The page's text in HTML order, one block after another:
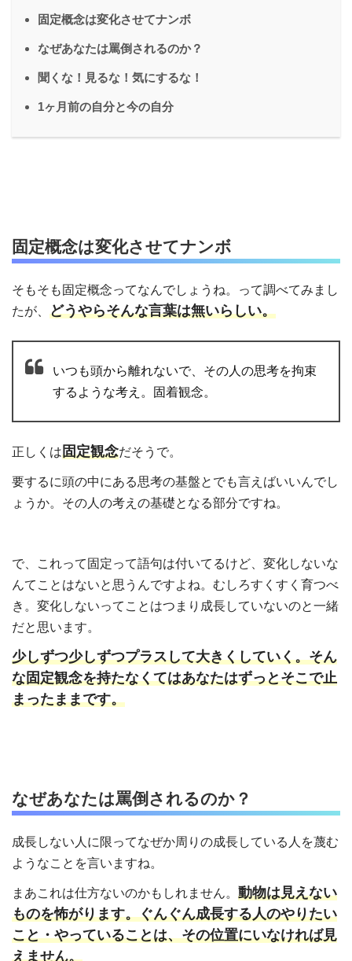
固定概念は変化させてナンボ
なぜあなたは罵倒されるのか？
聞くな！見るな！気にするな！
1ヶ月前の自分と今の自分
固定概念は変化させてナンボ
そもそも固定概念ってなんでしょうね。って調べてみまし
たが、 どうやらそんな言葉は無いらしい。
いつも頭から離れないで、その人の思考を拘束
するような考え。固着観念。
正しくは固定観念だそうで。
要するに頭の中にある思考の基盤とでも言えばいいんでし
ょうか。その人の考えの基礎となる部分ですね。
で、これって固定って語句は付いてるけど、変化しないな
んてことはないと思うんですよね。むしろすくすく育つべ
き。変化しないってことはつまり成長していないのと一緒
だと思います。
少しずつ少しずつプラスして大きくしていく。そん
な固定観念を持たなくてはあなたはずっとそこで止
まったままです。
なぜあなたは罵倒されるのか？
成長しない人に限ってなぜか周りの成長している人を蔑む
ようなことを言いますね。
まあこれは仕方ないのかもしれません。 動物は見えない
ものを怖がります。ぐんぐん成長する人のやりたい
こと・やっていることは、その位置にいなければ見
えません。